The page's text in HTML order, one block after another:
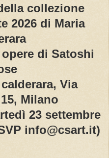
collezione
2026 di Maria
di Satoshi
Via
Milano
23 settembre
info@csart.it)